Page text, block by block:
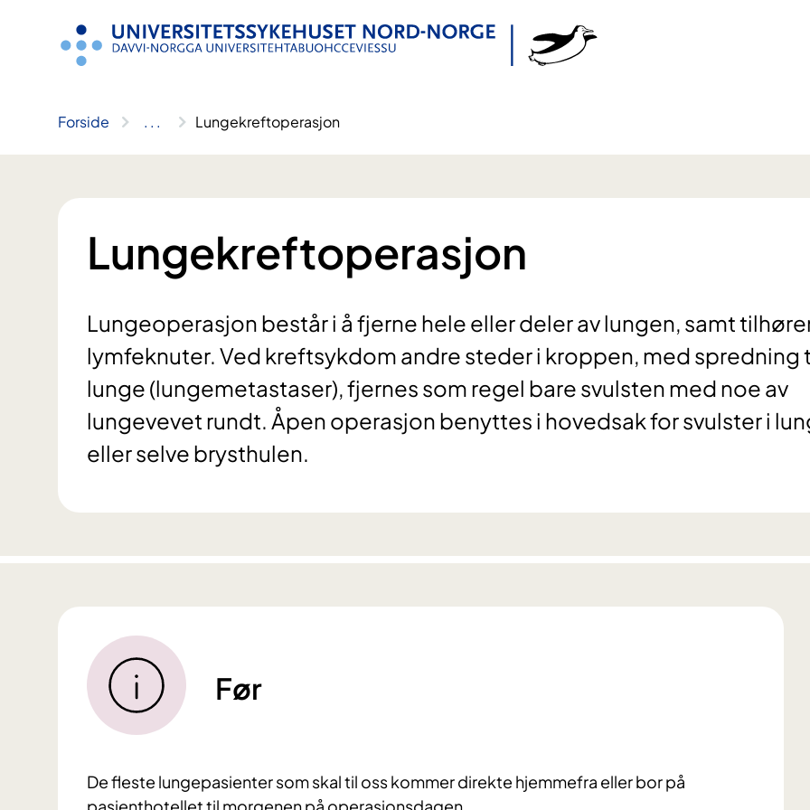
Forside .. . Lungekreftoperasjon
Lungekreftoperasjon
Lungeoperasjon består i å fjerne hele eller deler av lungen, samt
lymfeknuter. Ved kreftsykdom andre steder i kroppen, med spredning
lunge (lungemetastaser), fjernes som regel bare svulsten med noe av
lungevevet rundt. Åpen operasjon benyttes i hovedsak for svulster i
eller selve brysthulen.
Før
De fleste lungepasienter som skal til oss kommer direkte hjemmefra eller bor på